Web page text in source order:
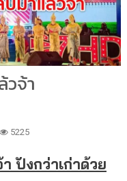
วจ้า
5225
ปังกว่าเก่าด้วย